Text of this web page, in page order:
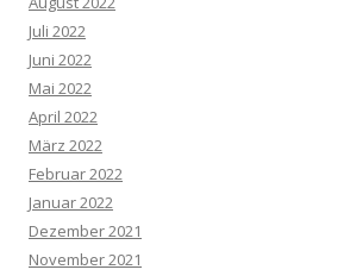
Juli 2022
Juni 2022
Mai 2022
April 2022
März 2022
Februar 2022
Januar 2022
Dezember 2021
November 2021